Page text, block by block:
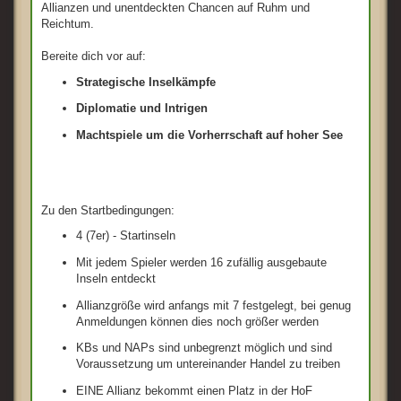
Allianzen und unentdeckten Chancen auf Ruhm und
Reichtum.
Bereite dich vor auf:
Strategische Inselkämpfe
Diplomatie und Intrigen
Machtspiele um die Vorherrschaft auf hoher See
Zu den Startbedingungen:
4 (7er) - Startinseln
Mit jedem Spieler werden 16 zufällig ausgebaute
Inseln entdeckt
Allianzgröße wird anfangs mit 7 festgelegt, bei genug
Anmeldungen können dies noch größer werden
KBs und NAPs sind unbegrenzt möglich und sind
Voraussetzung um untereinander Handel zu treiben
EINE Allianz bekommt einen Platz in der HoF